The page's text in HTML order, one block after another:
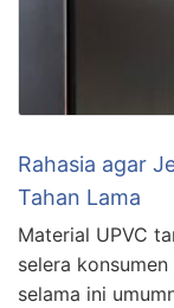
Rahasia agar
Tahan Lama
Material UPVC
selera
selama ini